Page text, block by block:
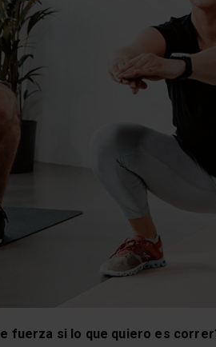
fuerza si lo que quiero es